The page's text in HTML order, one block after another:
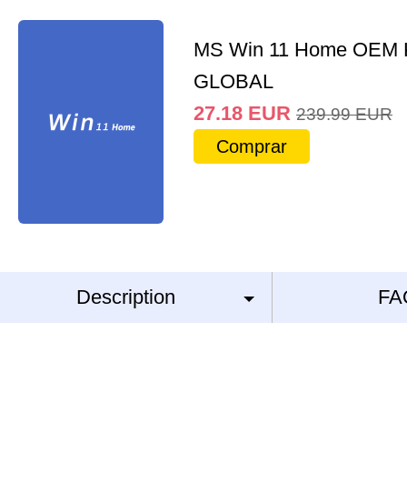
MS Win 11 Home OEM
GLOBAL
27.18 EUR 239.99 EUR
Comprar
Description